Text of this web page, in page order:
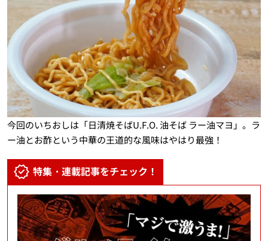
今回のいちおしは「日清焼そばU.F.O. 油そば ラー油マヨ」。ラ
ー油とお酢という中華の王道的な風味はやはり最強！
特集・連載記事をチェック！